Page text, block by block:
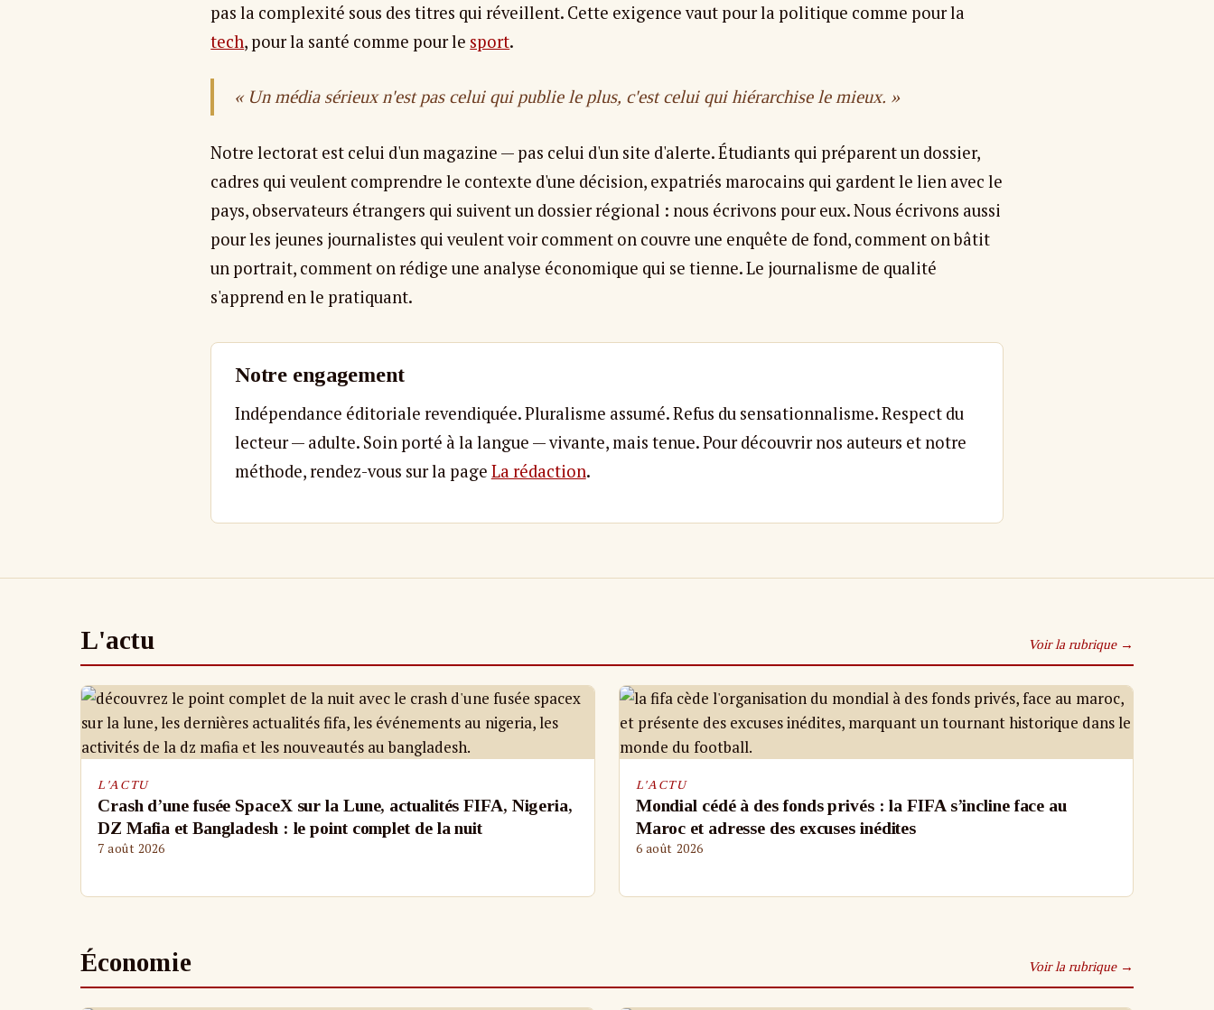
pas la complexité sous des titres qui réveillent. Cette exigence vaut pour la politique comme pour la
tech, pour la santé comme pour le sport.
« Un média sérieux n'est pas celui qui publie le plus, c'est celui qui hiérarchise le mieux. »
Notre lectorat est celui d'un magazine — pas celui d'un site d'alerte. Étudiants qui préparent un dossier,
cadres qui veulent comprendre le contexte d'une décision, expatriés marocains qui gardent le lien avec le
pays, observateurs étrangers qui suivent un dossier régional : nous écrivons pour eux. Nous écrivons aussi
pour les jeunes journalistes qui veulent voir comment on couvre une enquête de fond, comment on bâtit
un portrait, comment on rédige une analyse économique qui se tienne. Le journalisme de qualité
s'apprend en le pratiquant.
Notre engagement
Indépendance éditoriale revendiquée. Pluralisme assumé. Refus du sensationnalisme. Respect du
lecteur — adulte. Soin porté à la langue — vivante, mais tenue. Pour découvrir nos auteurs et notre
méthode, rendez-vous sur la page La rédaction.
L'actu Voir la rubrique →
L'ACTU
Crash d’une fusée SpaceX sur la Lune, actualités FIFA, Nigeria,
DZ Mafia et Bangladesh : le point complet de la nuit
7 août 2026
L'ACTU
Mondial cédé à des fonds privés : la FIFA s’incline face au
Maroc et adresse des excuses inédites
6 août 2026
Économie Voir la rubrique →